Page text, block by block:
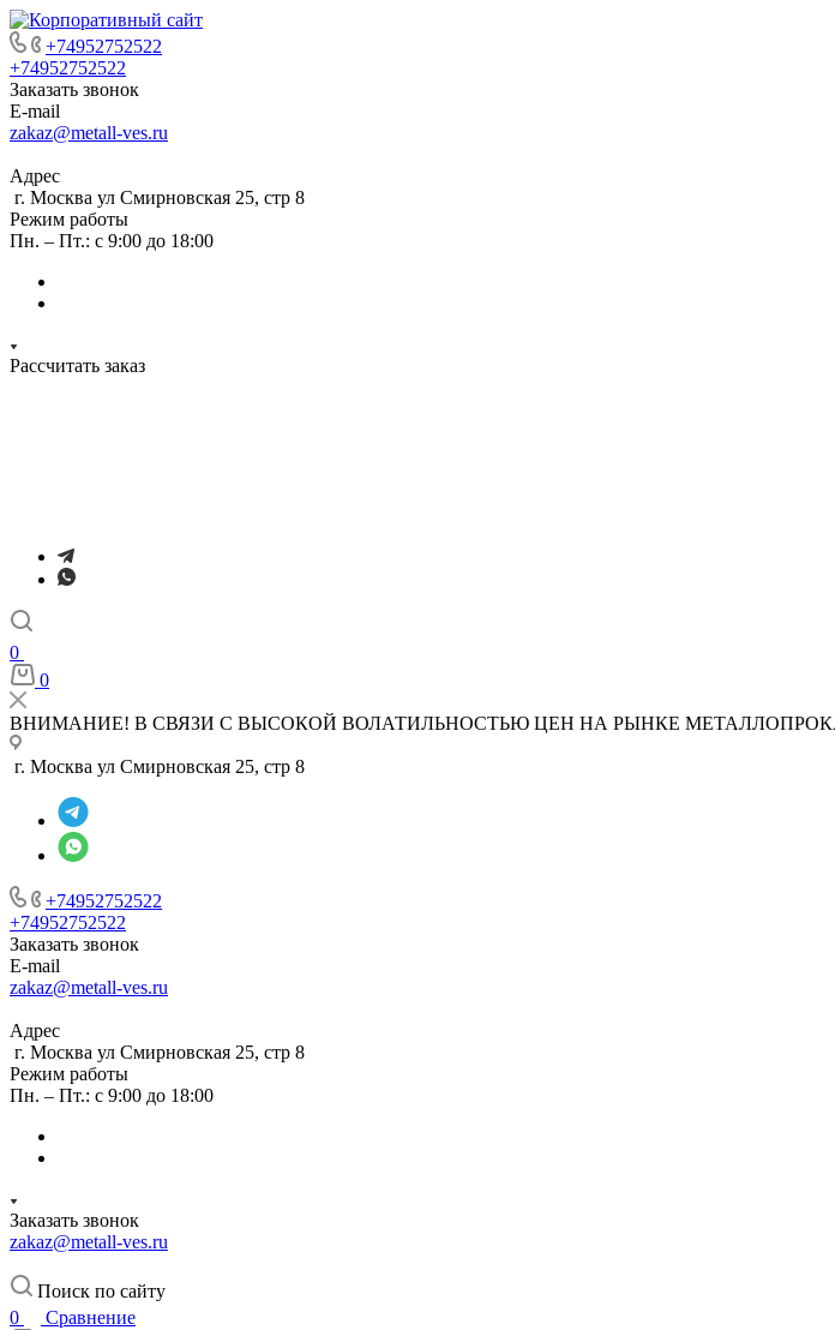
+74952752522
+74952752522
Заказать звонок
E-mail
zakaz@metall-ves.ru
Адрес
г. Москва ул Смирновская 25, стр 8
Режим работы
Пн. – Пт.: с 9:00 до 18:00
Рассчитать заказ
0
0
ВНИМАНИЕ! В СВЯЗИ С ВЫСОКОЙ ВОЛАТИЛЬНОСТЬЮ ЦЕН НА РЫНКЕ
г. Москва ул Смирновская 25, стр 8
+74952752522
+74952752522
Заказать звонок
E-mail
zakaz@metall-ves.ru
Адрес
г. Москва ул Смирновская 25, стр 8
Режим работы
Пн. – Пт.: с 9:00 до 18:00
Заказать звонок
zakaz@metall-ves.ru
Поиск по сайту
0
Сравнение